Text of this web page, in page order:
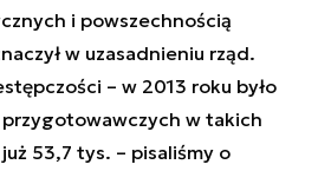
i powszechnością
w uzasadnieniu rząd.
– w 2013 roku było
w takich
53,7 tys. – pisaliśmy o